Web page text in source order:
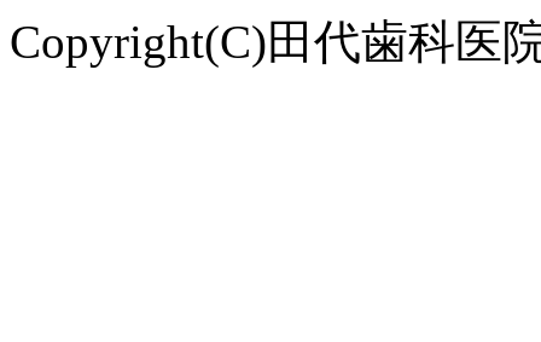
Copyright(C)田代歯科医